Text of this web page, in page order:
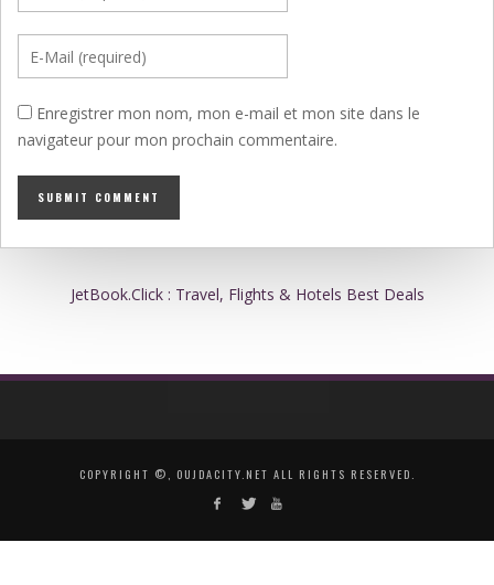
Enregistrer mon nom, mon e-mail et mon site dans le
navigateur pour mon prochain commentaire.
JetBook.Click : Travel, Flights & Hotels Best Deals
COPYRIGHT ©, OUJDACITY.NET ALL RIGHTS RESERVED.